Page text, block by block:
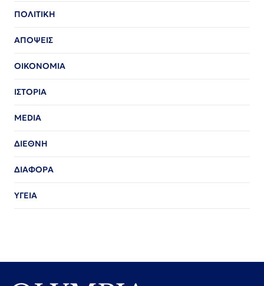
ΠΟΛΙΤΙΚΗ
ΑΠΟΨΕΙΣ
ΟΙΚΟΝΟΜΙΑ
ΙΣΤΟΡΙΑ
MEDIA
ΔΙΕΘΝΗ
ΔΙΑΦΟΡΑ
ΥΓΕΙΑ